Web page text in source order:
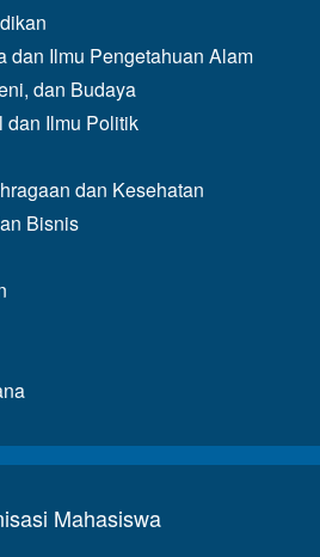
dan Ilmu Pengetahuan Alam
dan Budaya
dan Ilmu Politik
dan Kesehatan
Bisnis
Mahasiswa